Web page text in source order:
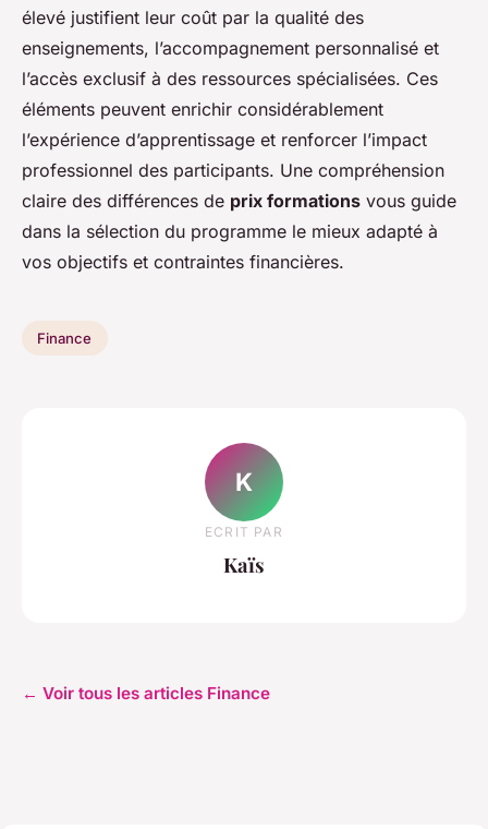
élevé justifient leur coût par la qualité des
enseignements, l’accompagnement personnalisé et
l’accès exclusif à des ressources spécialisées. Ces
éléments peuvent enrichir considérablement
l’expérience d’apprentissage et renforcer l’impact
professionnel des participants. Une compréhension
claire des différences de prix formations vous guide
dans la sélection du programme le mieux adapté à
vos objectifs et contraintes financières.
Finance
K
ECRIT PAR
Kaïs
← Voir tous les articles Finance